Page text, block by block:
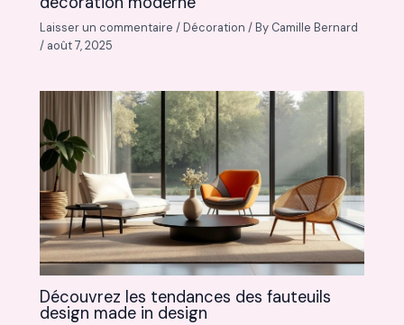
Laisser un commentaire /Décoration / By Camille Bernard
/ août 7, 2025
Découvrez les tendances des fauteuils
design made in design